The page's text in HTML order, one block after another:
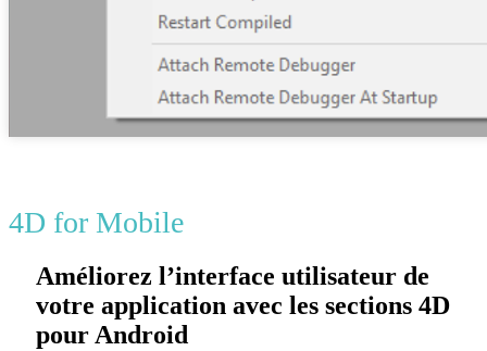
4D for Mobile
Améliorez l’interface utilisateur de
votre application avec les sections 4D
pour Android